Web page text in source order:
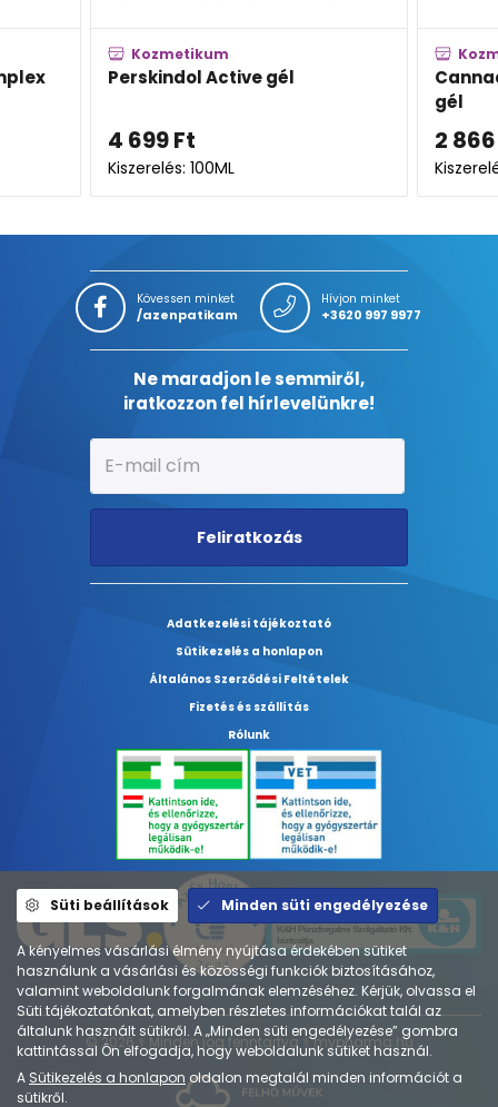
Active gél
Cannaderm Mentholka
Kövessen minket
/azenpatikam
Hívjon minket
+3620 997 9977
Ne maradjon le semmiről,
iratkozzon fel hírlevelünkre!
Feliratkozás
Adatkezelési tájékoztató
Sütikezelés a honlapon
Általános Szerződési Feltételek
Fizetés és szállítás
Rólunk
© 2026 ⚕︎ Minden jog fenntartva ⚕︎ mypharma.hu
Süti beállítások Minden süti engedélyezése
A kényelmes vásárlási élmény nyújtása érdekében sütiket
használunk a vásárlási és közösségi funkciók biztosításához,
valamint weboldalunk forgalmának elemzéséhez. Kérjük, olvassa el
Süti tájékoztatónkat, amelyben részletes információkat talál az
általunk használt sütikről. A „Minden süti engedélyezése” gombra
kattintással Ön elfogadja, hogy weboldalunk sütiket használ.
A Sütikezelés a honlapon oldalon megtalál minden információt a
sütikről.